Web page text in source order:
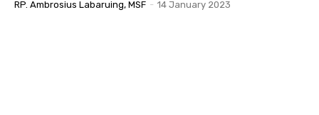
RP. Ambrosius Labaruing, MSF - 14 January 2023